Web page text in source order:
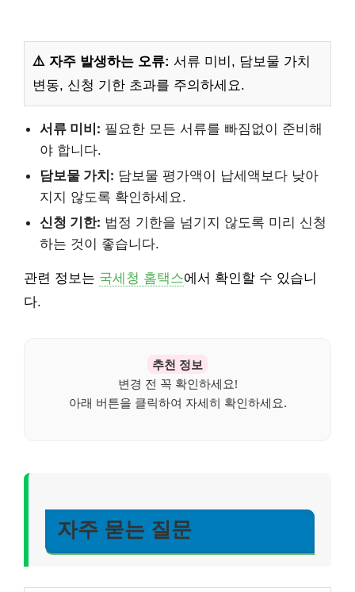
⚠️ 자주 발생하는 오류: 서류 미비, 담보물 가치
변동, 신청 기한 초과를 주의하세요.
서류 미비: 필요한 모든 서류를 빠짐없이 준비해
야 합니다.
담보물 가치: 담보물 평가액이 납세액보다 낮아
지지 않도록 확인하세요.
신청 기한: 법정 기한을 넘기지 않도록 미리 신청
하는 것이 좋습니다.
관련 정보는 국세청 홈택스에서 확인할 수 있습니
다.
추천 정보
변경 전 꼭 확인하세요!
아래 버튼을 클릭하여 자세히 확인하세요.
자주 묻는 질문